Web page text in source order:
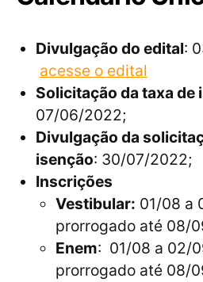
Divulgação do edital:
acesse o edital
Solicitação da taxa de
07/06/2022;
Divulgação da
isenção: 30/07/2022;
Inscrições
Vestibular: 01/08 a
prorrogado até 08/
Enem: 01/08 a 02/
prorrogado até 08/